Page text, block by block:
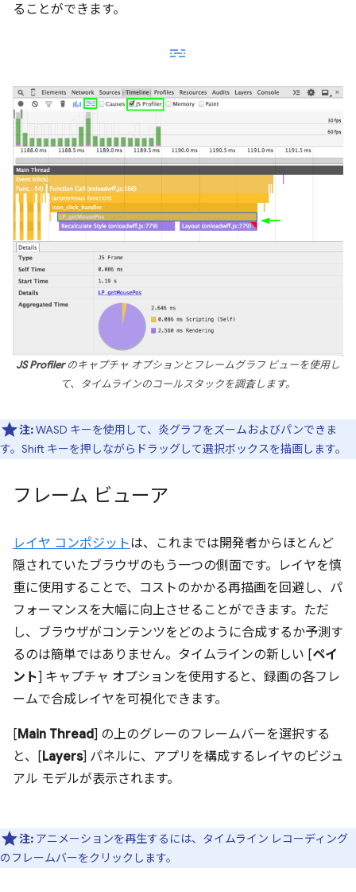
ることができます。
JS Profilerのキャプチャ オプションとフレームグラフ ビューを使用し
て、タイムラインのコールスタックを調査します。
注:WASD キーを使用して、炎グラフをズームおよびパンできま
す。Shift キーを押しながらドラッグして選択ボックスを描画します。
フレーム ビューア
レイヤ コンポジットは、これまでは開発者からほとんど
隠されていたブラウザのもう一つの側面です。レイヤを慎
重に使用することで、コストのかかる再描画を回避し、パ
フォーマンスを大幅に向上させることができます。ただ
し、ブラウザがコンテンツをどのように合成するか予測す
るのは簡単ではありません。タイムラインの新しい [ペイ
ント] キャプチャ オプションを使用すると、録画の各フレ
ームで合成レイヤを可視化できます。
[Main Thread] の上のグレーのフレームバーを選択する
と、[Layers] パネルに、アプリを構成するレイヤのビジュ
アル モデルが表示されます。
注: アニメーションを再生するには、タイムライン レコーディング
のフレームバーをクリックします。